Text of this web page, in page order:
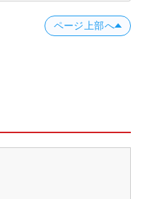
ページ上部へ